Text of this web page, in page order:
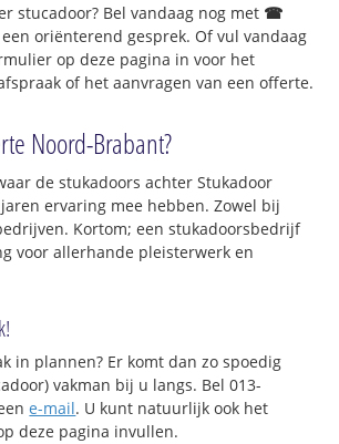
stucadoor? Bel vandaag nog met ☎
oriënterend gesprek. Of vul vandaag
op deze pagina in voor het
of het aanvragen van een offerte.
Noord-Brabant?
de stukadoors achter Stukadoor
ervaring mee hebben. Zowel bij
Kortom; een stukadoorsbedrijf
voor allerhande pleisterwerk en
in plannen? Er komt dan zo spoedig
vakman bij u langs. Bel 013-
e-mail. U kunt natuurlijk ook het
deze pagina invullen.